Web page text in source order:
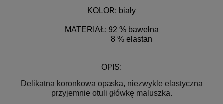
KOLOR: biały
MATERIAŁ: 92 % bawełna
8 % elastan
OPIS:
Delikatna koronkowa opaska, niezwykle elastyczna
przyjemnie otuli główkę maluszka.